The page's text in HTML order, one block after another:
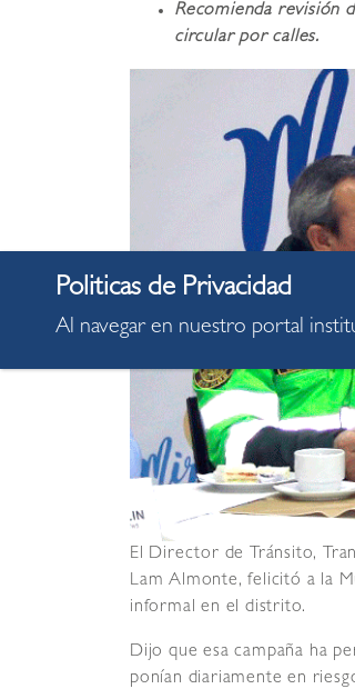
Recomienda revisión
circular por calles.
El Director de Tránsito,
Lam Almonte, felicitó a la
informal en el distrito.
Dijo que esa campaña ha
ponían diariamente en
Al navegar en nuestro portal